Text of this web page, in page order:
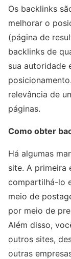
Os backlinks
melhorar o
(página de
backlinks de
sua autoridade
relevância de
páginas.
Como obter
Há algumas
site. A primeira
compartilhá-lo
meio de
por meio de
Além disso,
outros sites,
outras